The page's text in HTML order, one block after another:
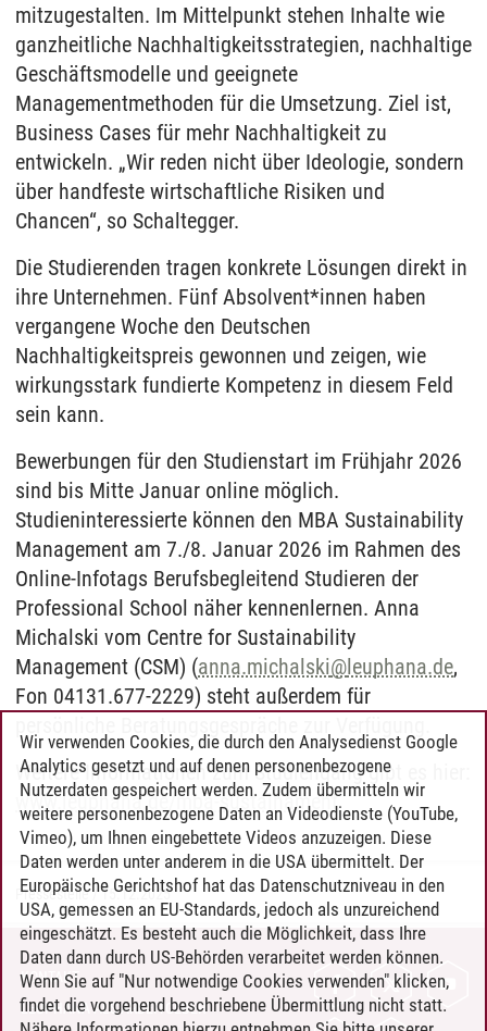
mitzugestalten. Im Mittelpunkt stehen Inhalte wie
ganzheitliche Nachhaltigkeitsstrategien, nachhaltige
Geschäftsmodelle und geeignete
Managementmethoden für die Umsetzung. Ziel ist,
Business Cases für mehr Nachhaltigkeit zu
entwickeln. „Wir reden nicht über Ideologie, sondern
über handfeste wirtschaftliche Risiken und
Chancen“, so Schaltegger.
Die Studierenden tragen konkrete Lösungen direkt in
ihre Unternehmen. Fünf Absolvent*innen haben
vergangene Woche den Deutschen
Nachhaltigkeitspreis gewonnen und zeigen, wie
wirkungsstark fundierte Kompetenz in diesem Feld
sein kann.
Bewerbungen für den Studienstart im Frühjahr 2026
sind bis Mitte Januar online möglich.
Studieninteressierte können den MBA Sustainability
Management am 7./8. Januar 2026 im Rahmen des
Online-Infotags Berufsbegleitend Studieren der
Professional School näher kennenlernen. Anna
Michalski vom Centre for Sustainability
Management (CSM) (anna.michalski@leuphana.de,
Fon 04131.677-2229) steht außerdem für
Weitere Informationen zum Studiengang gibt es hier:
www.leuphana.de/mba-sustainament
Pressestelle/15.12.2025
KONTAKT
LEUPHANA ALS ARBEITGEBER
Wir verwenden Cookies, die durch den Analysedienst Google
Analytics gesetzt und auf denen personenbezogene
Nutzerdaten gespeichert werden. Zudem übermitteln wir
weitere personenbezogene Daten an Videodienste (YouTube,
Vimeo), um Ihnen eingebettete Videos anzuzeigen. Diese
Daten werden unter anderem in die USA übermittelt. Der
Europäische Gerichtshof hat das Datenschutzniveau in den
USA, gemessen an EU-Standards, jedoch als unzureichend
eingeschätzt. Es besteht auch die Möglichkeit, dass Ihre
Daten dann durch US-Behörden verarbeitet werden können.
Wenn Sie auf "Nur notwendige Cookies verwenden" klicken,
findet die vorgehend beschriebene Übermittlung nicht statt.